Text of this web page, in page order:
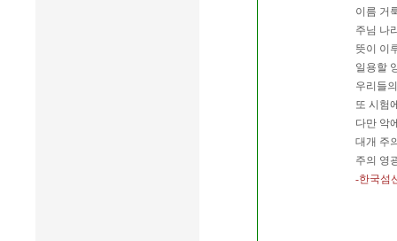
이름 거
주님 나
뜻이 이
일용할
우리들
또 시험
다만 악
대개 주
주의 영
-한국섬